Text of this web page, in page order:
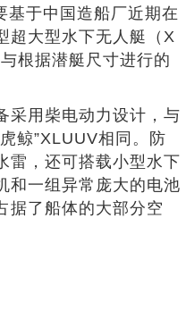
基于中国造船厂近期在
超大型水下无人艇（X
根据潜艇尺寸进行的
采用柴电动力设计，与
鲸”XLUUV相同。防
雷，还可搭载小型水下
和一组异常庞大的电池
据了船体的大部分空